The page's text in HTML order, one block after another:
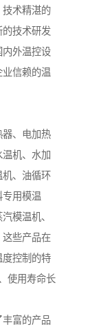
技术精湛的
的技术研发
内外温控设
信赖的温
器、电加热
机、水加
机、油循环
用模温
模温机、
这些产品在
度控制的特
使用寿命长
丰富的产品